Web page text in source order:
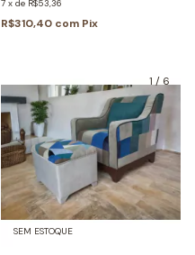
7 x de R$53,36
R$310,40 com Pix
1/6
SEM ESTOQUE